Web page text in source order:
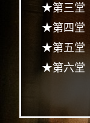
★第三堂
★第四堂
★第五堂
★第六堂